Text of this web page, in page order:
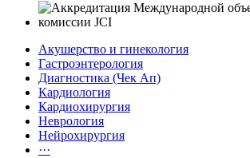
Акушерство и гинекология
Гастроэнтерология
Диагностика (Чек Ап)
Кардиология
Кардиохирургия
Неврология
Нейрохирургия
···